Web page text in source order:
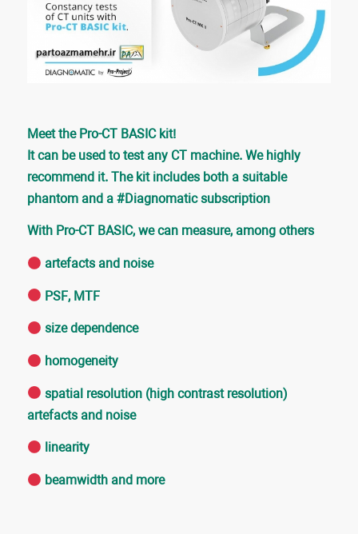
Meet the Pro-CT BASIC kit!
It can be used to test any CT machine. We highly
recommend it. The kit includes both a suitable
phantom and a #Diagnomatic subscription
With Pro-CT BASIC, we can measure, among others
artefacts and noise
PSF, MTF
size dependence
homogeneity
spatial resolution (high contrast resolution)
artefacts and noise
linearity
beamwidth and more